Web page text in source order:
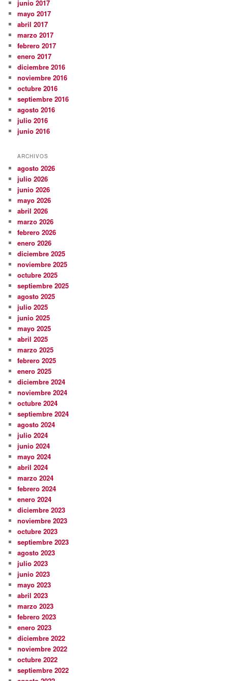
junio 2017
mayo 2017
abril 2017
marzo 2017
febrero 2017
enero 2017
diciembre 2016
noviembre 2016
octubre 2016
septiembre 2016
agosto 2016
julio 2016
junio 2016
ARCHIVOS
agosto 2026
julio 2026
junio 2026
mayo 2026
abril 2026
marzo 2026
febrero 2026
enero 2026
diciembre 2025
noviembre 2025
octubre 2025
septiembre 2025
agosto 2025
julio 2025
junio 2025
mayo 2025
abril 2025
marzo 2025
febrero 2025
enero 2025
diciembre 2024
noviembre 2024
octubre 2024
septiembre 2024
agosto 2024
julio 2024
junio 2024
mayo 2024
abril 2024
marzo 2024
febrero 2024
enero 2024
diciembre 2023
noviembre 2023
octubre 2023
septiembre 2023
agosto 2023
julio 2023
junio 2023
mayo 2023
abril 2023
marzo 2023
febrero 2023
enero 2023
diciembre 2022
noviembre 2022
octubre 2022
septiembre 2022